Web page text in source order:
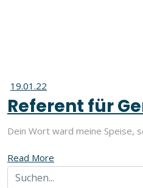
19.01.22
Referent für
Dein Wort ward meine Speise,
Read More